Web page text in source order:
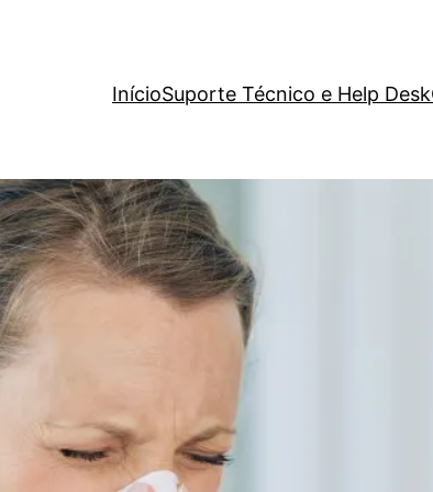
InícioSuporte Técnico e Help Desk